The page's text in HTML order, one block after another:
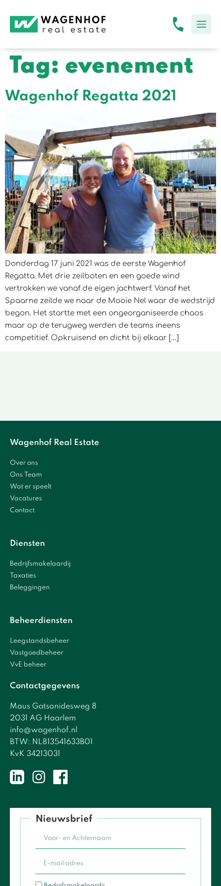
Tag: evenement
Wagenhof Regatta 2021
Donderdag 17 juni 2021 was de eerste Wagenhof
Regatta. Met drie zeilboten en een goede wind
vertrokken we vanaf de eigen jachtwerf. Vanaf het
Spaarne zeilde we naar de Mooie Nel waar de wedstrijd
begon. Het startte met een ongeorganiseerde chaos
maar op de terugweg werden de teams ineens
competitief. Opkruisend en dicht bij elkaar […]
Wagenhof Real Estate
Over ons
Ons Team
Wat er speelt
Vacatures
Contact
Diensten
Bedrijfsmakelaardij
Taxaties
Beleggingen
Beheerdiensten
Leegstandsbeheer
Vastgoedbeheer
VvE beheer
Contactgegevens
Maus Gatsonidesweg 8
2031 AG Haarlem
info@wagenhof.nl
BTW: NL813541633B01
KvK 34213031
Nieuwsbrief